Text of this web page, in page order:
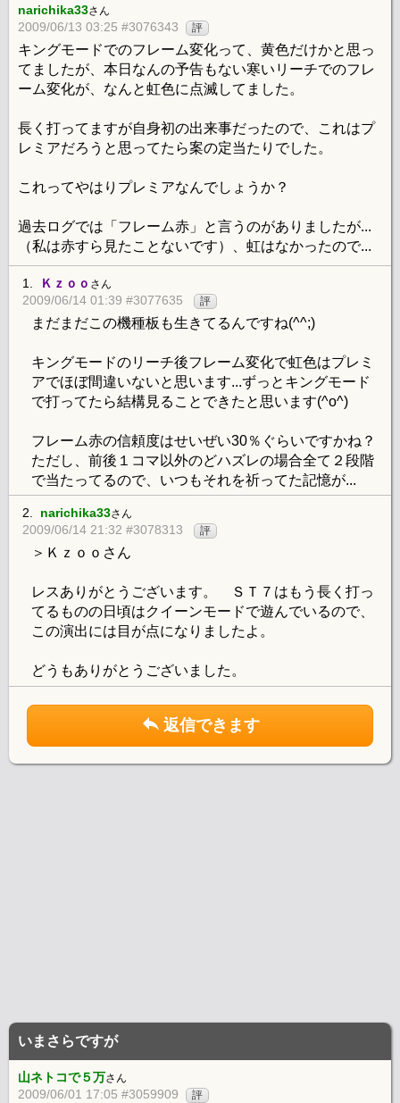
narichika33さん
2009/06/13 03:25 #3076343 評
キングモードでのフレーム変化って、黄色だけかと思っ
てましたが、本日なんの予告もない寒いリーチでのフレ
ーム変化が、なんと虹色に点滅してました。
長く打ってますが自身初の出来事だったので、これはプ
レミアだろうと思ってたら案の定当たりでした。
これってやはりプレミアなんでしょうか？
過去ログでは「フレーム赤」と言うのがありましたが...
（私は赤すら見たことないです）、虹はなかったので...
1. Ｋｚｏｏ さん
2009/06/14 01:39 #3077635 評
まだまだこの機種板も生きてるんですね(^^;)
キングモードのリーチ後フレーム変化で虹色はプレミ
アでほぼ間違いないと思います...ずっとキングモード
で打ってたら結構見ることできたと思います(^o^)
フレーム赤の信頼度はせいぜい30％ぐらいですかね？
ただし、前後１コマ以外のどハズレの場合全て２段階
で当たってるので、いつもそれを祈ってた記憶が...
2. narichika33さん
2009/06/14 21:32 #3078313 評
＞Ｋｚｏｏさん
レスありがとうございます。 ＳＴ７はもう長く打っ
てるものの日頃はクイーンモードで遊んでいるので、
この演出には目が点になりましたよ。
どうもありがとうございました。
返信できます
いまさらですが
山ネトコで５万さん
2009/06/01 17:05 #3059909 評